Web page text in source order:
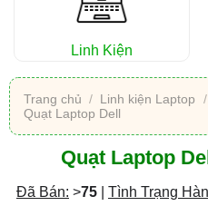
Linh Kiện
Trang chủ / Linh kiện Laptop /
Quạt Laptop Dell
Quạt Laptop
Đã Bán: >75 Tình Trạng